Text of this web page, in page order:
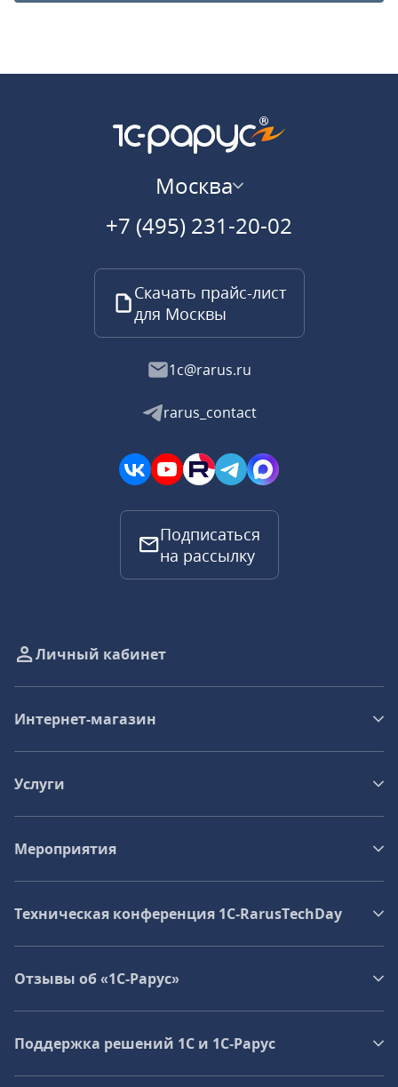
Москва
+7 (495) 231-20-02
Скачать прайс-лист
для Москвы
1c@rarus.ru
rarus_contact
Подписаться
на рассылку
Личный кабинет
Интернет-магазин
Услуги
Мероприятия
Техническая конференция 1C‑RarusTechDay
Отзывы об «1С-Рарус»
Поддержка решений 1С и 1С‑Рарус